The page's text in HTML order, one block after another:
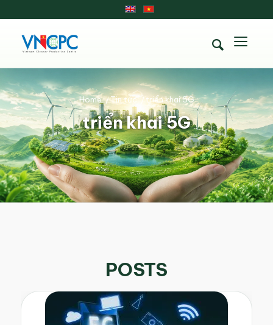
triển khai 5G
Home /Tin tức /triển khai 5G
POSTS